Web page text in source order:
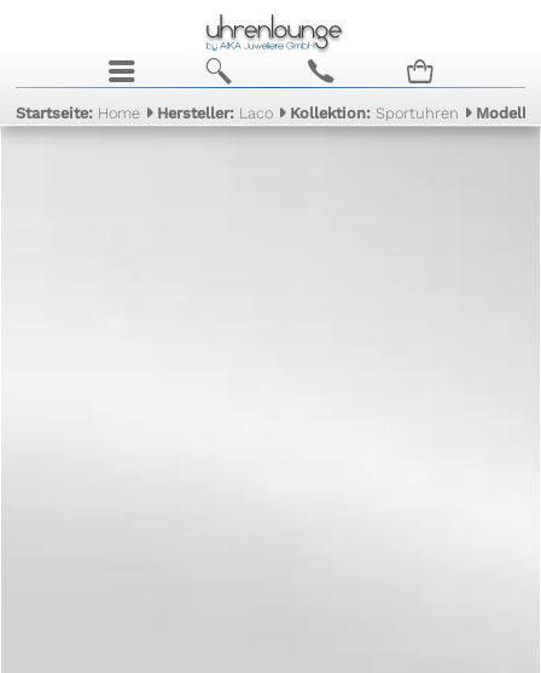
j b c n
Startseite: Home Hersteller: Laco Kollektion:Sportuhren Modell: